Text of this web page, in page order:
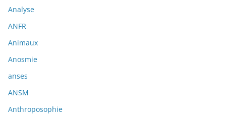
Analyse
ANFR
Animaux
Anosmie
anses
ANSM
Anthroposophie